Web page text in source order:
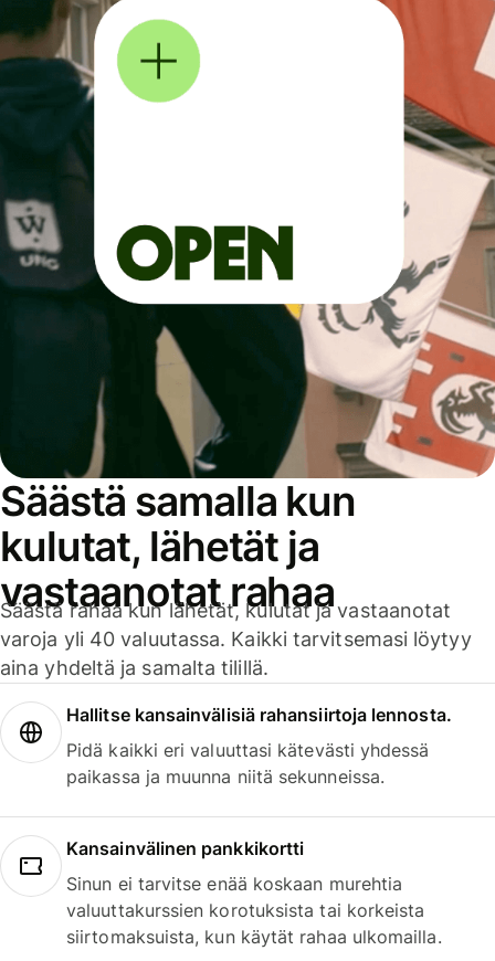
Säästä samalla kun
kulutat, lähetät ja
vastaanotat rahaa
Säästä rahaa kun lähetät, kulutat ja vastaanotat
varoja yli 40 valuutassa. Kaikki tarvitsemasi löytyy
aina yhdeltä ja samalta tilillä.
Hallitse kansainvälisiä rahansiirtoja lennosta.
Pidä kaikki eri valuuttasi kätevästi yhdessä
paikassa ja muunna niitä sekunneissa.
Kansainvälinen pankkikortti
Sinun ei tarvitse enää koskaan murehtia
valuuttakurssien korotuksista tai korkeista
siirtomaksuista, kun käytät rahaa ulkomailla.